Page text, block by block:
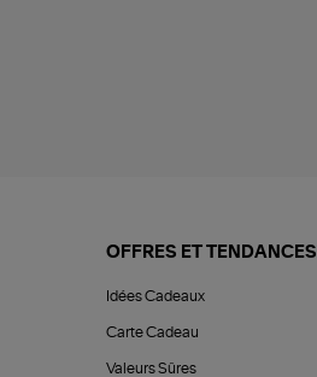
OFFRES ET TENDANCES
Idées Cadeaux
Carte Cadeau
Valeurs Sûres